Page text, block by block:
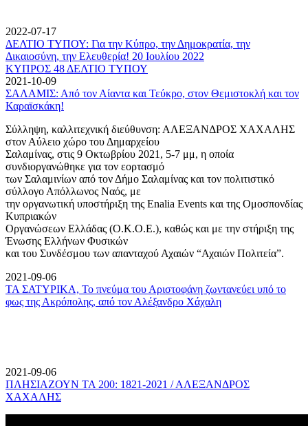
2022-07-17
ΔΕΛΤΙΟ ΤΥΠΟΥ: Για την Κύπρο, την Δημοκρατία, την
Δικαιοσύνη, την Ελευθερία! 20 Ιουλίου 2022
ΚΥΠΡΟΣ 48 ΔΕΛΤΙΟ ΤΥΠΟΥ
2021-10-09
ΣΑΛΑΜΙΣ: Από τον Αίαντα και Τεύκρο, στον Θεμιστοκλή και τον
Καραϊσκάκη!
Σύλληψη, καλλιτεχνική διεύθυνση: ΑΛΕΞΑΝΔΡΟΣ ΧΑΧΑΛΗΣ
στον Αύλειο χώρο του Δημαρχείου
Σαλαμίνας, στις 9 Οκτωβρίου 2021, 5-7 μμ, η οποία
συνδιοργανώθηκε για τον εορτασμό
των Σαλαμινίων από τον Δήμο Σαλαμίνας και τον πολιτιστικό
σύλλογο Απόλλωνος Ναός, με
την οργανωτική υποστήριξη της Enalia Events και της Ομοσπονδίας
Κυπριακών
Οργανώσεων Ελλάδας (Ο.Κ.Ο.Ε.), καθώς και με την στήριξη της
Ένωσης Ελλήνων Φυσικών
και του Συνδέσμου των απανταχού Αχαιών “Αχαιών Πολιτεία”.
2021-09-06
ΤΑ ΣΑΤΥΡΙΚΑ, Το πνεύμα του Αριστοφάνη ζωντανεύει υπό το
φως της Ακρόπολης, από τον Αλέξανδρο Χάχαλη
2021-09-06
ΠΛΗΣΙΑΖΟΥΝ ΤΑ 200: 1821-2021 / ΑΛΕΞΑΝΔΡΟΣ
ΧΑΧΑΛΗΣ